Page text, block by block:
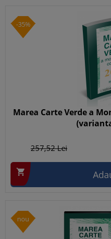
-35%
Marea Carte Verde a
257,52Lei

nou